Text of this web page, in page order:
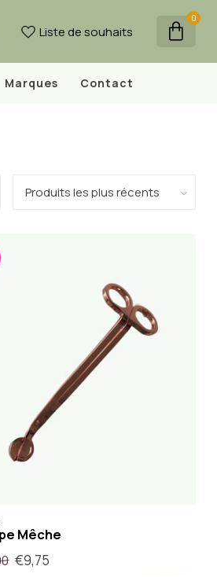
Liste de souhaits
0
Marques Contact
Mêche
€9,75